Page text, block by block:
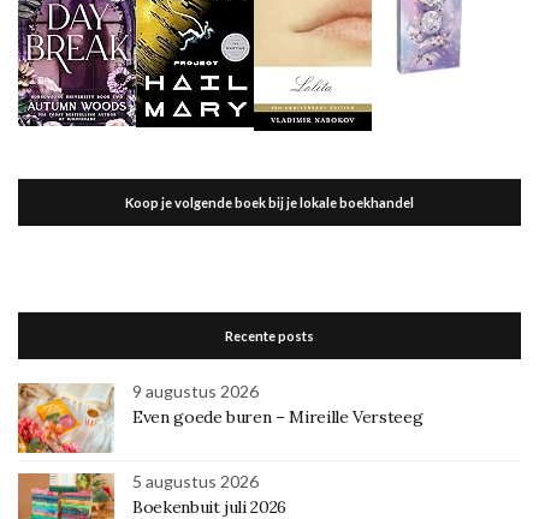
Koop je volgende boek bij je lokale boekhandel
Recente posts
9 augustus 2026
Even goede buren – Mireille Versteeg
5 augustus 2026
Boekenbuit juli 2026